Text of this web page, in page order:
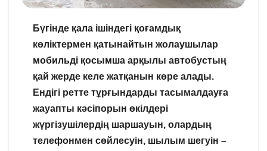
Бүгінде қала ішіндегі қоғамдық
көліктермен қатынайтын жолаушылар
мобильді қосымша арқылы автобустың
қай жерде келе жатқанын көре алады.
Ендігі ретте тұрғындарды тасымалдауға
жауапты кәсіпорын өкілдері
жүргізушілердің шаршауын, олардың
телефонмен сөйлесуін, шылым шегуін –